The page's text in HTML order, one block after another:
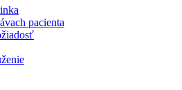
pacienta